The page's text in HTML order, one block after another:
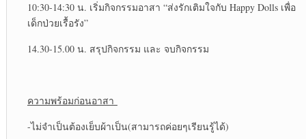
10:30-14:30 น. เริ่มกิจกรรมอาสา “ส่งรักเติมใจกับ Happy Dolls เพื่อ
เด็กป่วยเรื้อรัง”
14.30-15.00 น. สรุปกิจกรรม และ จบกิจกรรม
ความพร้อมก่อนอาสา
-ไม่จำเป็นต้องเย็บผ้าเป็น(สามารถค่อยๆเรียนรู้ได้)